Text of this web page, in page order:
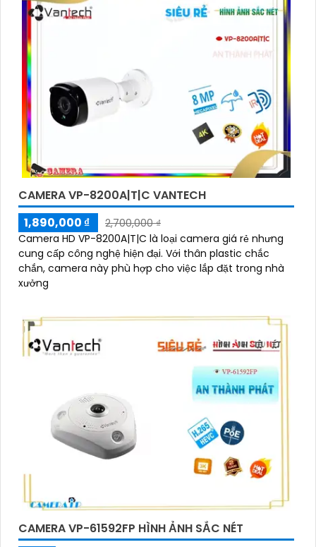
CAMERA VP-8200A|T|C VANTECH
1,890,000 ₫
2,700,000 ₫
Camera HD VP-8200A|T|C là loại camera giá rẻ nhưng
cung cấp công nghệ hiện đại. Với thân plastic chắc
chắn, camera này phù hợp cho việc lắp đặt trong nhà
xưởng
CAMERA VP-61592FP HÌNH ẢNH SẮC NÉT